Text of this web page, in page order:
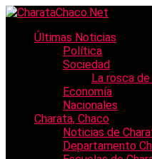
Últimas Noticias
Política
Sociedad
La rosca
Economía
Nacionales
Charata, Chaco
Noticias de
Departamento